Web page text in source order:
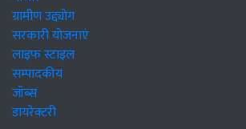
ग्रामीण उद्द्योग
सरकारी योजनाएं
लाइफ स्टाइल
सम्पादकीय
जॉब्स
डायरेक्टरी